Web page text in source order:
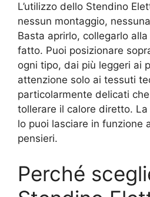
L’utilizzo dello Stendino
nessun montaggio,
Basta aprirlo, collegarlo
fatto. Puoi posizionare
ogni tipo, dai più leggeri ai
attenzione solo ai tessuti
particolarmente delicati
tollerare il calore diretto.
lo puoi lasciare in funzione
pensieri.
Perché